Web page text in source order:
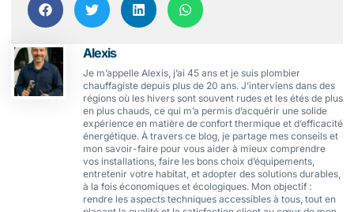
Alexis
Je m’appelle Alexis, j’ai 45 ans et je suis plombier
chauffagiste depuis plus de 20 ans. J’interviens dans des
régions où les hivers sont souvent rudes et les étés de plus
en plus chauds, ce qui m’a permis d’acquérir une solide
expérience en matière de confort thermique et d’efficacité
énergétique. À travers ce blog, je partage mes conseils et
mon savoir-faire pour vous aider à mieux comprendre
vos installations, faire les bons choix d’équipements,
entretenir votre habitat, et adopter des solutions durables,
à la fois économiques et écologiques. Mon objectif :
rendre les aspects techniques accessibles à tous, tout en